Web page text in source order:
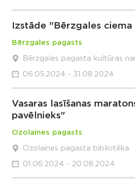
Izstāde "Bērzgales ciema
Bērzgales pagasts
Bērzgales pagasta kultūras
06.05.2024 - 31.08.2024
Vasaras lasīšanas
pavēlnieks"
Ozolaines pagasts
Ozolaines pagasta bibliotēka
01.06.2024 - 20.08.2024